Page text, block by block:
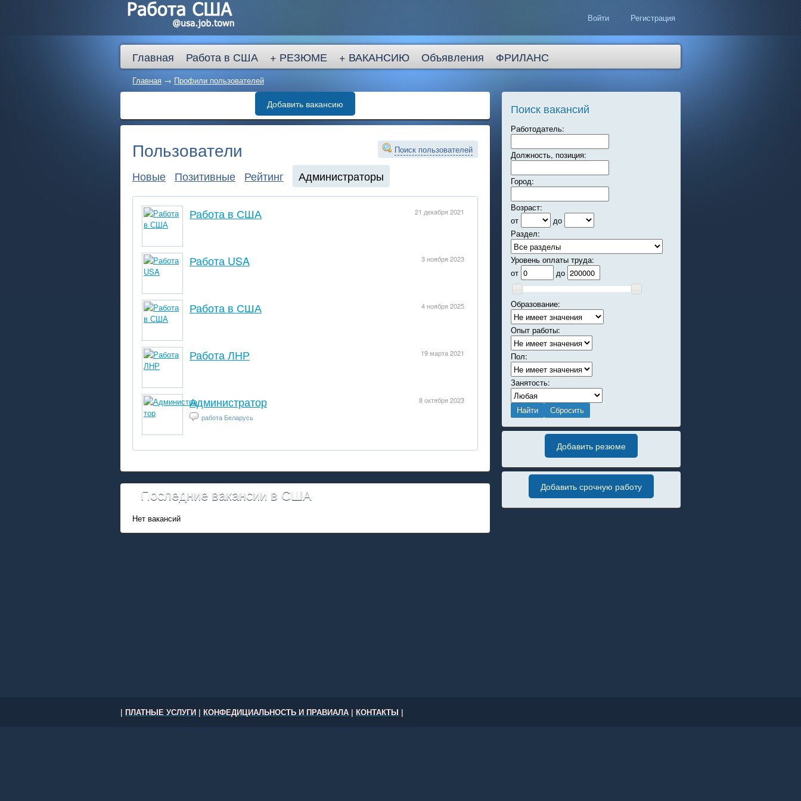
Войти Регистрация
Главная Работа в США + РЕЗЮМЕ + ВАКАНСИЮ Объявления ФРИЛАНС
Главная → Профили пользователей
Добавить вакансию
Поиск пользователей
Пользователи
Новые Позитивные Рейтинг Администраторы
21 декабря 2021
Работа в США
3 ноября 2023
Работа USA
4 ноября 2025
Работа в США
19 марта 2021
Работа ЛНР
8 октября 2023
Администратор
работа Беларусь
Последние вакансии в США
Нет вакансий
Поиск вакансий
Работодатель:
Должность, позиция:
Город:
Возраст:
от
до
Раздел:
Уровень оплаты труда:
от
до
Образование:
Опыт работы:
Пол:
Занятость:
Добавить резюме
Добавить срочную работу
| ПЛАТНЫЕ УСЛУГИ | КОНФЕДИЦИАЛЬНОСТЬ И ПРАВИАЛА | КОНТАКТЫ |